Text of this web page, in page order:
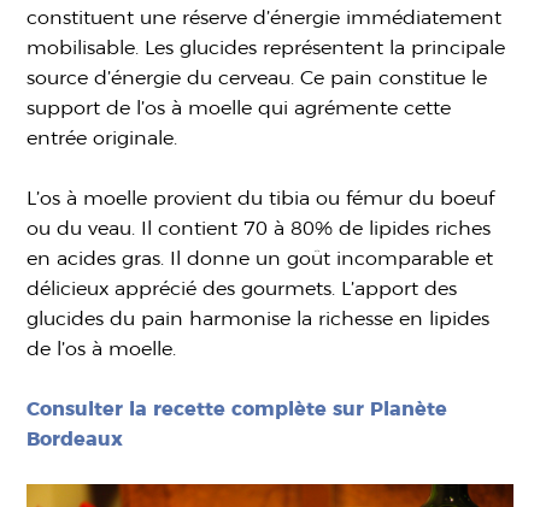
constituent une réserve d’énergie immédiatement
mobilisable. Les glucides représentent la principale
source d’énergie du cerveau. Ce pain constitue le
support de l’os à moelle qui agrémente cette
entrée originale.
L’os à moelle provient du tibia ou fémur du boeuf
ou du veau. Il contient 70 à 80% de lipides riches
en acides gras. Il donne un goût incomparable et
délicieux apprécié des gourmets. L’apport des
glucides du pain harmonise la richesse en lipides
de l’os à moelle.
Consulter la recette complète sur Planète
Bordeaux